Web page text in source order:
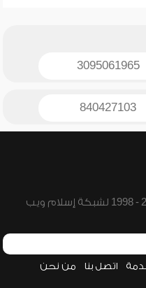
3095061965
840427103
اتصل بنا من نحن